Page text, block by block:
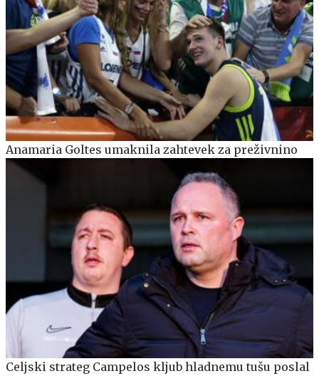
Anamaria Goltes umaknila zahtevek za preživnino
Celjski strateg Campelos kljub hladnemu tušu poslal